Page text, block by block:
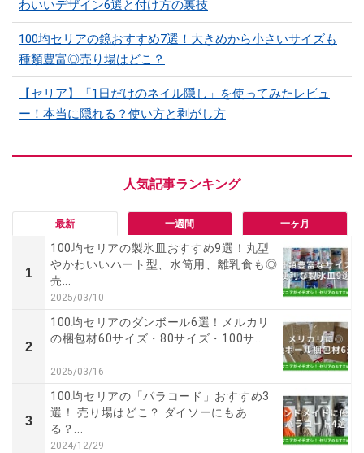
わいいデザイン6選と付け方の裏技
100均セリアの鏡おすすめ7選！大きめから小さいサイズも
種類豊富◎売り場はどこ？
【セリア】「1日だけのネイル隠し」を使ってみたレビュ
ー！本当に隠れる？使い方と剥がし方
最新 一週間 一ヶ月
1
100均セリアの製氷皿おすすめ9選！丸型
やかわいいハート型、水筒用、離乳食も◎
売...
2025/03/10
2
100均セリアのダンボール6選！メルカリ
の梱包材60サイズ・80サイズ・100サ...
2025/03/16
3
100均セリアの「パラコード」おすすめ3
選！ 売り場はどこ？ ダイソーにもあ
る？...
2024/12/29